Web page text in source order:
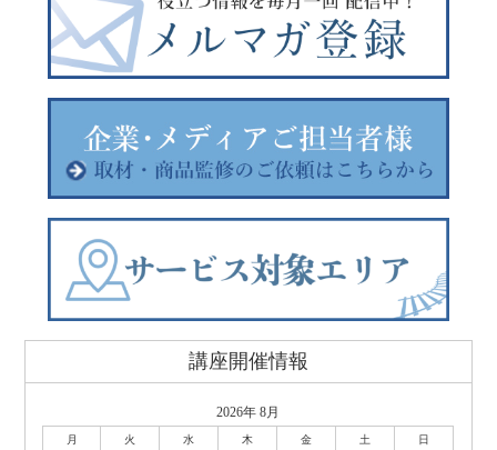
講座開催情報
2026年 8月
月 火 水 木 金 土 日